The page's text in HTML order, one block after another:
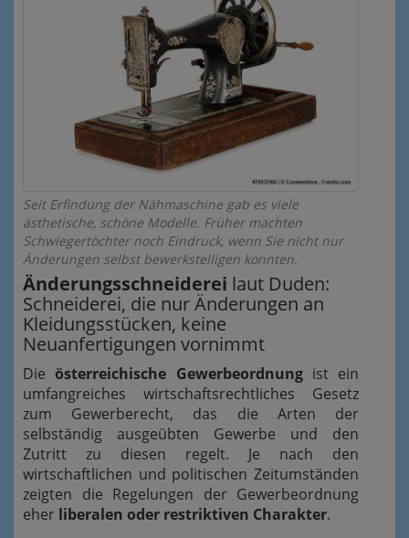
Seit Erfindung der Nähmaschine gab es viele
ästhetische, schöne Modelle. Früher machten
Schwiegertöchter noch Eindruck, wenn Sie nicht nur
Änderungen selbst bewerkstelligen konnten.
Änderungsschneiderei laut Duden:
Schneiderei, die nur Änderungen an
Kleidungsstücken, keine
Neuanfertigungen vornimmt
Dieösterreichische Gewerbeordnungist ein
umfangreiches wirtschaftsrechtliches Gesetz
zum Gewerberecht, das die Arten der
selbständig ausgeübten Gewerbe und den
Zutritt zu diesen regelt. Je nach den
wirtschaftlichen und politischen Zeitumständen
zeigten die Regelungen der Gewerbeordnung
eher liberalen oder restriktiven Charakter.